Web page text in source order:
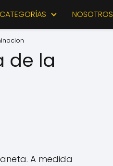
CATEGORÍAS NOSOTROS
de la
A medida